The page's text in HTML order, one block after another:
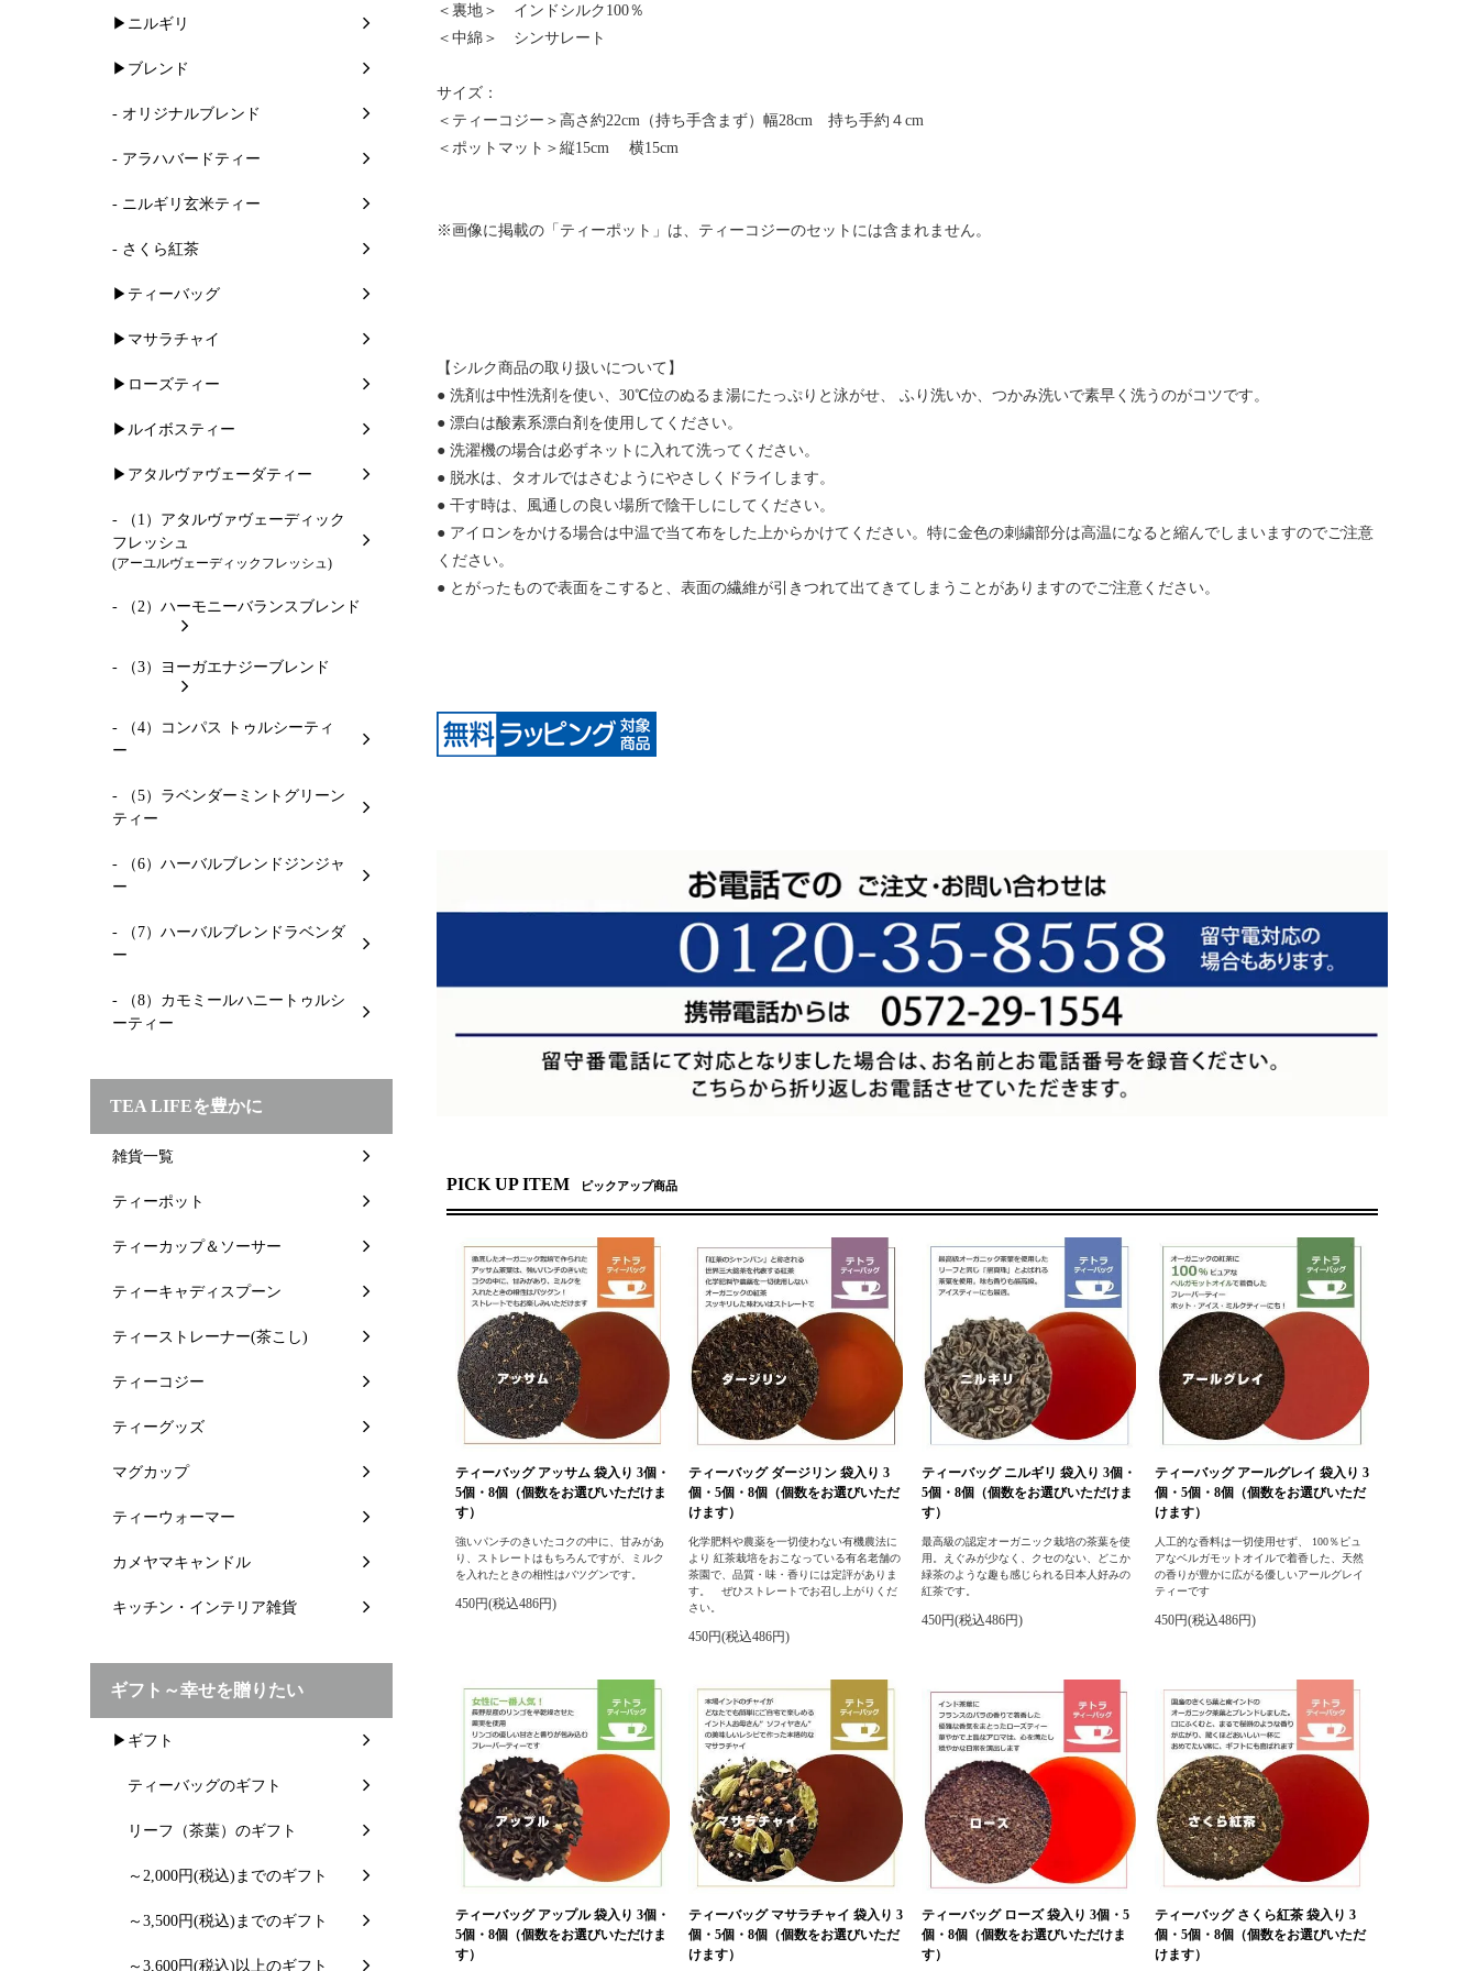
＜裏地＞ インドシルク100％
＜中綿＞ シンサレート
サイズ：
＜ティーコジー＞高さ約22cm（持ち手含まず）幅28cm 持ち手約４cm
＜ポットマット＞縦15cm 横15cm
※画像に掲載の「ティーポット」は、ティーコジーのセットには含まれません。
【シルク商品の取り扱いについて】
● 洗剤は中性洗剤を使い、30℃位のぬるま湯にたっぷりと泳がせ、 ふり洗いか、つかみ洗いで素早く洗うのがコツです。
● 漂白は酸素系漂白剤を使用してください。
● 洗濯機の場合は必ずネットに入れて洗ってください。
● 脱水は、タオルではさむようにやさしくドライします。
● 干す時は、風通しの良い場所で陰干しにしてください。
● アイロンをかける場合は中温で当て布をした上からかけてください。特に金色の刺繍部分は高温になると縮んでしまいますのでご注意
ください。
● とがったもので表面をこすると、表面の繊維が引きつれて出てきてしまうことがありますのでご注意ください。
PICK UP ITEM ピックアップ商品
ティーバッグ アッサム 袋入り 3個・
5個・8個（個数をお選びいただけま
す）
強いパンチのきいたコクの中に、甘みがあ
り、ストレートはもちろんですが、ミルク
を入れたときの相性はバツグンです。
450円(税込486円)
ティーバッグ ダージリン 袋入り 3
個・5個・8個（個数をお選びいただ
けます）
化学肥料や農薬を一切使わない有機農法に
より 紅茶栽培をおこなっている有名老舗の
茶園で、品質・味・香りには定評がありま
す。 ぜひストレートでお召し上がりくだ
さい。
450円(税込486円)
ティーバッグ ニルギリ 袋入り 3個・
5個・8個（個数をお選びいただけま
す）
最高級の認定オーガニック栽培の茶葉を使
用。えぐみが少なく、クセのない、どこか
緑茶のような趣も感じられる日本人好みの
紅茶です。
450円(税込486円)
ティーバッグ アールグレイ 袋入り 3
個・5個・8個（個数をお選びいただ
けます）
人工的な香料は一切使用せず、 100％ピュ
アなベルガモットオイルで着香した、天然
の香りが豊かに広がる優しいアールグレイ
ティーです
450円(税込486円)
ティーバッグ アップル 袋入り 3個・
5個・8個（個数をお選びいただけま
す）
ティーバッグ マサラチャイ 袋入り 3
個・5個・8個（個数をお選びいただ
けます）
ティーバッグ ローズ 袋入り 3個・5
個・8個（個数をお選びいただけま
す）
ティーバッグ さくら紅茶 袋入り 3
個・5個・8個（個数をお選びいただ
けます）
▶ニルギリ
▶ブレンド
- オリジナルブレンド
- アラハバードティー
- ニルギリ玄米ティー
- さくら紅茶
▶ティーバッグ
▶マサラチャイ
▶ローズティー
▶ルイボスティー
▶アタルヴァヴェーダティー
- （1）アタルヴァヴェーディック
フレッシュ
(アーユルヴェーディックフレッシュ)
- （2）ハーモニーバランスブレンド
- （3）ヨーガエナジーブレンド
- （4）コンパス トゥルシーティ
ー
- （5）ラベンダーミントグリーン
ティー
- （6）ハーバルブレンドジンジャ
ー
- （7）ハーバルブレンドラベンダ
ー
- （8）カモミールハニートゥルシ
ーティー
TEA LIFEを豊かに
雑貨一覧
ティーポット
ティーカップ＆ソーサー
ティーキャディスプーン
ティーストレーナー(茶こし)
ティーコジー
ティーグッズ
マグカップ
ティーウォーマー
カメヤマキャンドル
キッチン・インテリア雑貨
ギフト～幸せを贈りたい
▶ギフト
ティーバッグのギフト
リーフ（茶葉）のギフト
～2,000円(税込)までのギフト
～3,500円(税込)までのギフト
～3,600円(税込)以上のギフト